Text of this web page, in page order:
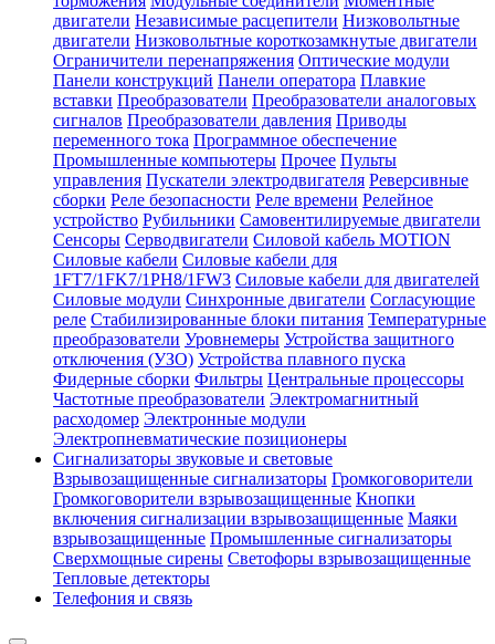
двигатели Независимые расцепители Низковольтные
двигатели Низковольтные короткозамкнутые двигатели
Ограничители перенапряжения Оптические модули
Панели конструкций Панели оператора Плавкие
вставки Преобразователи Преобразователи аналоговых
сигналов Преобразователи давления Приводы
переменного тока Программное обеспечение
Промышленные компьютеры Прочее Пульты
управления Пускатели электродвигателя Реверсивные
сборки Реле безопасности Реле времени Релейное
устройство Рубильники Самовентилируемые двигатели
Сенсоры Серводвигатели Силовой кабель MOTION
Силовые кабели Силовые кабели для
1FT7/1FK7/1PH8/1FW3 Силовые кабели для двигателей
Силовые модули Синхронные двигатели Согласующие
реле Стабилизированные блоки питания Температурные
преобразователи Уровнемеры Устройства защитного
отключения (УЗО) Устройства плавного пуска
Фидерные сборки Фильтры Центральные процессоры
Частотные преобразователи Электромагнитный
расходомер Электронные модули
Электропневматические позиционеры
Сигнализаторы звуковые и световые
Взрывозащищенные сигнализаторы Громкоговорители
Громкоговорители взрывозащищенные Кнопки
включения сигнализации взрывозащищенные Маяки
взрывозащищенные Промышленные сигнализаторы
Сверхмощные сирены Светофоры взрывозащищенные
Тепловые детекторы
Телефония и связь